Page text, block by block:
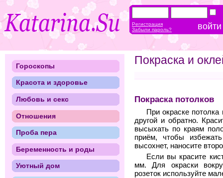
Покраска и
Покраска потолков
При окраске
другой и обратно.
высыхать по краям
приём, чтобы
высохнет, наносите
Если вы красите
мм. Для окраски
розеток используйте
Гороскопы
Красота и здоровье
Любовь и секс
Отношения
Проба пера
Беременность и роды
Уютный дом
Регистрация
Забыли пароль?